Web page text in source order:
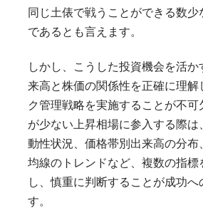
同じ土俵で戦うことができる数少
であるとも言えます。
しかし、こうした投資機会を活か
来高と株価の関係性を正確に理解
ク管理戦略を実施することが不可
が少ない上昇相場に参入する際は
動性状況、価格帯別出来高の分布
均線のトレンドなど、複数の指標
し、慎重に判断することが成功へ
す。